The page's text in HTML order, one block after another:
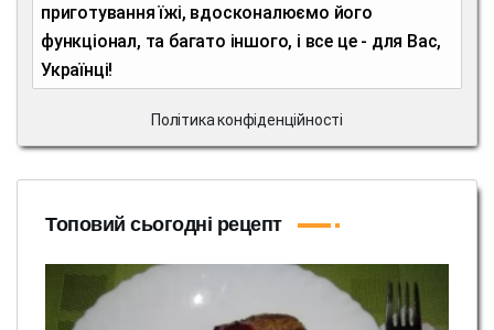
приготування їжі, вдосконалюємо його
функціонал, та багато іншого, і все це - для Вас,
Українці!
Політика конфіденційності
Топовий сьогодні рецепт